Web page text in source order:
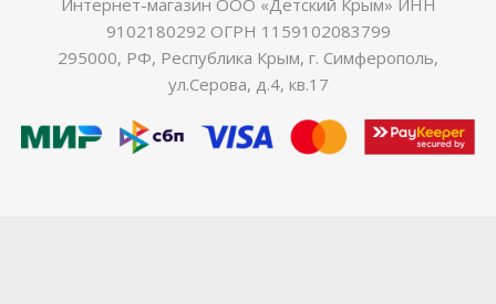
9102180292 ОГРН 1159102083799
295000, РФ, Республика Крым, г. Симферополь,
ул.Серова, д.4, кв.17